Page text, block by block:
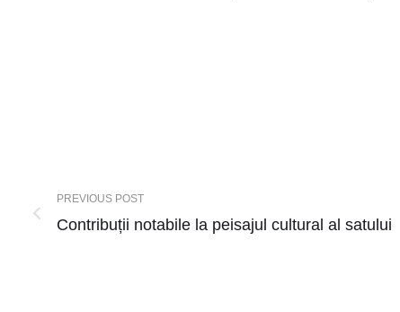
PREVIOUS POST
Contribuții notabile la peisajul cultural al satului